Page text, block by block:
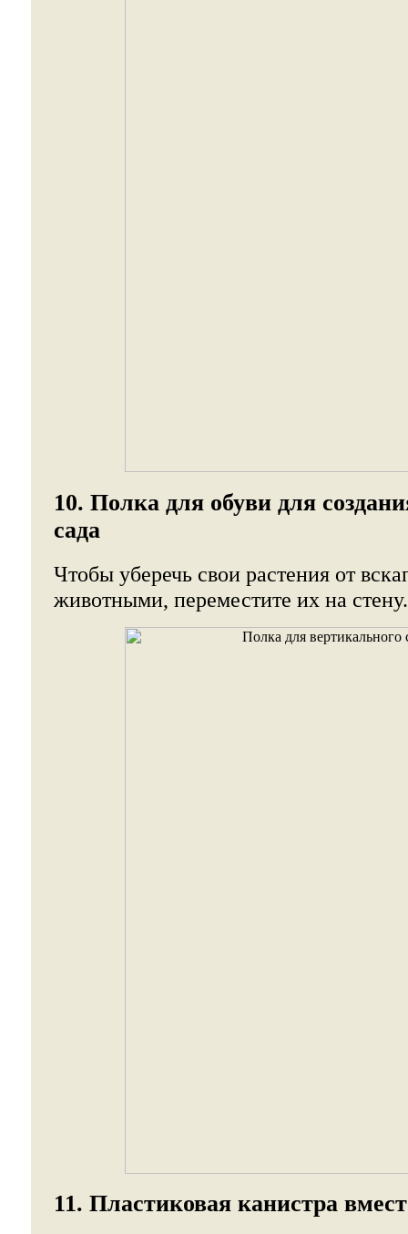
10. Полка для обуви для
сада
Чтобы уберечь свои растения от
животными, переместите их на стену.
11. Пластиковая канистра